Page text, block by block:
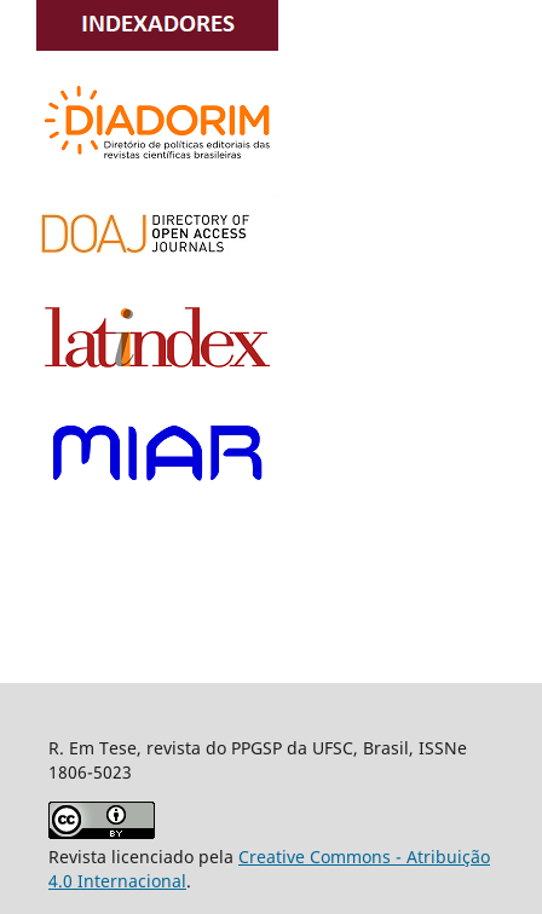
R. Em Tese, revista do PPGSP da UFSC, Brasil, ISSNe
1806-5023
Revista licenciado pela Creative Commons - Atribuição
4.0 Internacional.